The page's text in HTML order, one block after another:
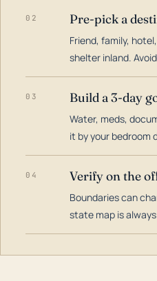
02 Pre-pick a
Friend, family,
shelter inland.
03 Build a 3-day
Water, meds,
it by your bedroom
04 Verify on the
Boundaries can
state map is